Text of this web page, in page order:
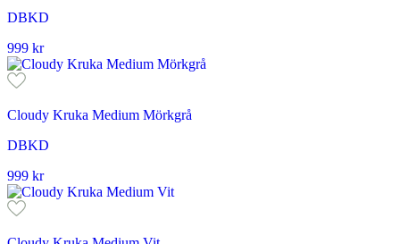
DBKD
999 kr
Cloudy Kruka Medium Mörkgrå
DBKD
999 kr